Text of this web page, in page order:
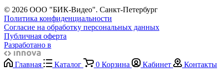
© 2026 ООО "БИК-Видео". Санкт-Петербург
Политика конфиденциальности
Согласие на обработку персональных данных
Публичная оферта
Разработано в
Главная Каталог 0 Корзина Кабинет Контакты